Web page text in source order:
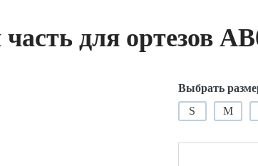
для ортезов
Выбрать
S
M